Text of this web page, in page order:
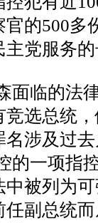
官的500多
党服务
面临的法
竞选总统
名涉及过
的一项指
被列为
副总统